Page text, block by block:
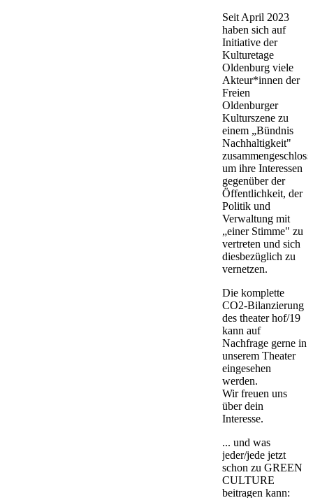
Seit April 2023
haben sich auf
Initiative der
Kulturetage
Oldenburg viele
Akteur*innen der
Freien
Oldenburger
Kulturszene zu
einem „Bündnis
Nachhaltigkeit"
um ihre Interessen
gegenüber der
Öffentlichkeit, der
Politik und
Verwaltung mit
„einer Stimme" zu
vertreten und sich
diesbezüglich zu
vernetzen.
Die komplette
CO2-Bilanzierung
des theater hof/19
kann auf
Nachfrage gerne in
unserem Theater
eingesehen
werden.
Wir freuen uns
über dein
Interesse.
... und was
jeder/jede jetzt
schon zu GREEN
CULTURE
beitragen kann: